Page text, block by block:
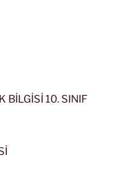
BİLGİSİ 10. SINIF